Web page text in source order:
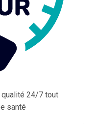
24/7 tout
santé